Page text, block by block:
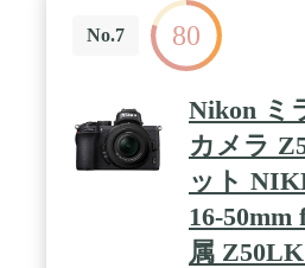
No.7 80
Nikon ミ
カメラ
ット
16-50mm
属